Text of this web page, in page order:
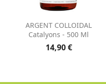
ARGENT COLLOIDAL
Catalyons - 500 Ml
14,90 €